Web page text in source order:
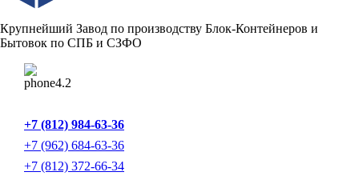
Крупнейший Завод по производству Блок-Контейнеров и
Бытовок по СПБ и СЗФО
Телефоны:
+7 (812) 984-63-36
+7 (962) 684-63-36
+7 (812) 372-66-34